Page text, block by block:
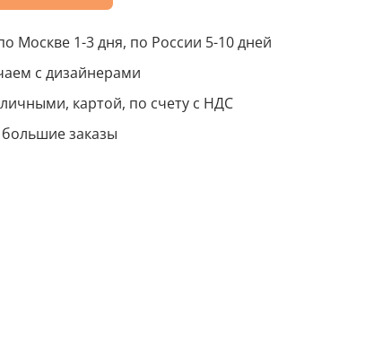
Москве 1-3 дня, по России 5-10 дней
с дизайнерами
картой, по счету с НДС
заказы